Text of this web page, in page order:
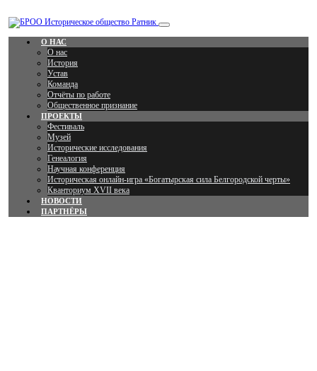
содержанию
О НАС
О нас
История
Устав
Команда
Отчёты по работе
Общественное признание
ПРОЕКТЫ
Фестиваль
Музей
Исторические исследования
Генеалогия
Научная конференция
Историческая онлайн-игра «Богатырская сила Белгородской черты»
Кванториум XVII века
НОВОСТИ
ПАРТНЁРЫ